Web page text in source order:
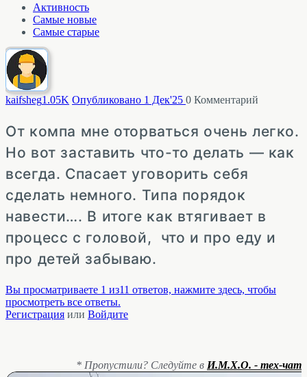
Активность
Самые новые
Самые старые
kaifsheg1.05K Опубликовано 1 Дек'25 0 Комментарий
От компа мне оторваться очень легко.
Но вот заставить что-то делать — как
всегда. Спасает уговорить себя
сделать немного. Типа порядок
навести…. В итоге как втягивает в
процесс с головой, что и про еду и
про детей забываю.
Вы просматриваете 1 из11 ответов, нажмите здесь, чтобы
просмотреть все ответы.
Регистрация или Войдите
* Пропустили? Следуйте в И.М.Х.О. - тех-чат